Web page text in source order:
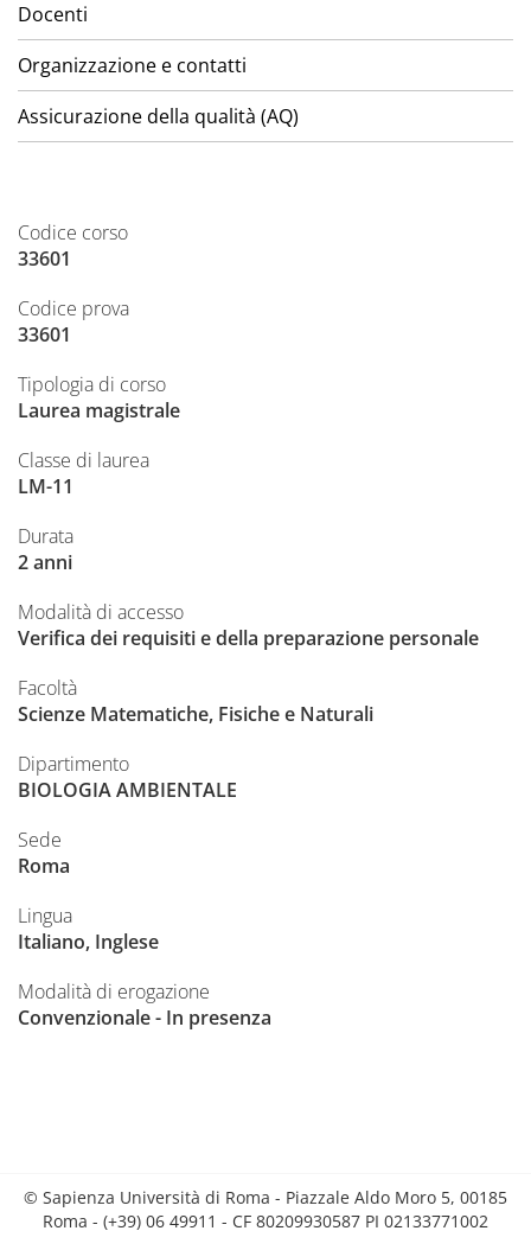
Docenti
Organizzazione e contatti
Assicurazione della qualità (AQ)
Codice corso
33601
Codice prova
33601
Tipologia di corso
Laurea magistrale
Classe di laurea
LM-11
Durata
2 anni
Modalità di accesso
Verifica dei requisiti e della preparazione personale
Facoltà
Scienze Matematiche, Fisiche e Naturali
Dipartimento
BIOLOGIA AMBIENTALE
Sede
Roma
Lingua
Italiano, Inglese
Modalità di erogazione
Convenzionale - In presenza
© Sapienza Università di Roma - Piazzale Aldo Moro 5, 00185
Roma - (+39) 06 49911 - CF 80209930587 PI 02133771002